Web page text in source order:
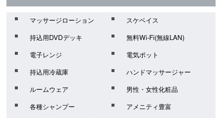
マッサージローション
スケベイス
持込用DVDデッキ
無料Wi-Fi(無線LAN)
電子レンジ
電気ポット
持込用冷蔵庫
ハンドマッサージャー
ルームウェア
男性・女性化粧品
各種シャンプー
アメニティ豊富